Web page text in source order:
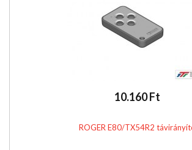
10.160 Ft
ROGER E80/TX54R2